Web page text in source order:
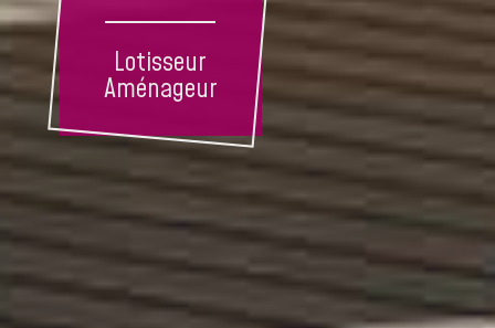
Lotisseur
Aménageur